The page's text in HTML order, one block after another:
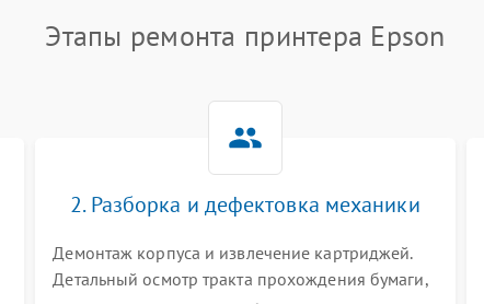
Этапы ремонта принтера Epson
2. Разборка и дефектовка механики
Демонтаж корпуса и извлечение картриджей.
Детальный осмотр тракта прохождения бумаги,